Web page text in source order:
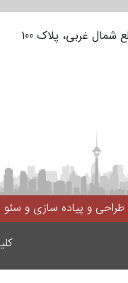
غربی، پلاک 100
طراحی و پیاده سازی و